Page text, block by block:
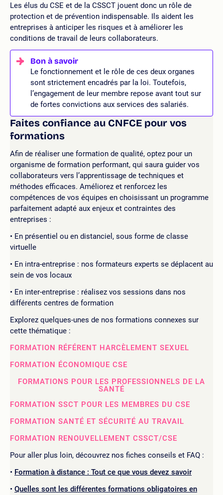
Les élus du CSE et de la CSSCT jouent donc un rôle de
protection et de prévention indispensable. Ils aident les
entreprises à anticiper les risques et à améliorer les
conditions de travail de leurs collaborateurs.
Le fonctionnement et le rôle de ces deux organes
sont strictement encadrés par la loi. Toutefois,
l’engagement de leur membre repose avant tout sur
de fortes convictions aux services des salariés.
Faites confiance au CNFCE pour vos
formations
Afin de réaliser une formation de qualité, optez pour un
organisme de formation performant, qui saura guider vos
collaborateurs vers l’apprentissage de techniques et
méthodes efficaces. Améliorez et renforcez les
compétences de vos équipes en choisissant un programme
parfaitement adapté aux enjeux et contraintes des
entreprises :
En présentiel ou en distanciel, sous forme de classe
virtuelle
En intra-entreprise : nos formateurs experts se déplacent au
sein de vos locaux
En inter-entreprise : réalisez vos sessions dans nos
différents centres de formation
Explorez quelques-unes de nos formations connexes sur
cette thématique :
FORMATION RÉFÉRENT HARCÈLEMENT SEXUEL
FORMATION ÉCONOMIQUE CSE
FORMATIONS POUR LES PROFESSIONNELS DE LA
SANTÉ
FORMATION SSCT POUR LES MEMBRES DU CSE
FORMATION SANTÉ ET SÉCURITÉ AU TRAVAIL
FORMATION RENOUVELLEMENT CSSCT/CSE
Pour aller plus loin, découvrez nos fiches conseils et FAQ :
Formation à distance : Tout ce que vous devez savoir
Quelles sont les différentes formations obligatoires en